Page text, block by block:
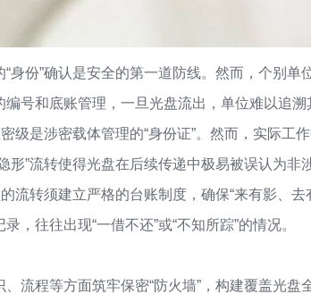
份”确认是安全的第一道防线。然而，个别
号和底账管理，一旦光盘流出，单位难以追溯
是涉密载体管理的“身份证”。然而，实际工
形”流转使得光盘在后续传递中极易被误认为
转须建立严格的台账制度，确保“来有影、
，往往出现“一借不还”或“不知所踪”的情况。
流程等方面筑牢保密“防火墙”，构建覆盖光盘